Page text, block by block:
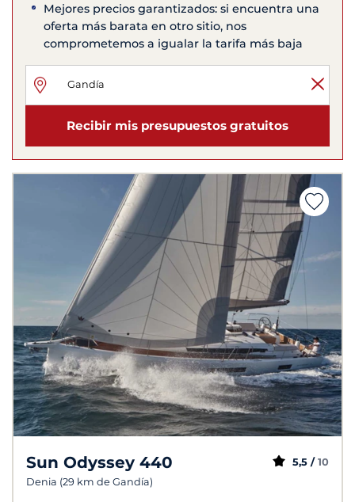
Mejores precios garantizados: si encuentra una
oferta más barata en otro sitio, nos
comprometemos a igualar la tarifa más baja
Recibir mis presupuestos gratuitos
Sun Odyssey 440
Denia (29 km de Gandía)
5,5 / 10